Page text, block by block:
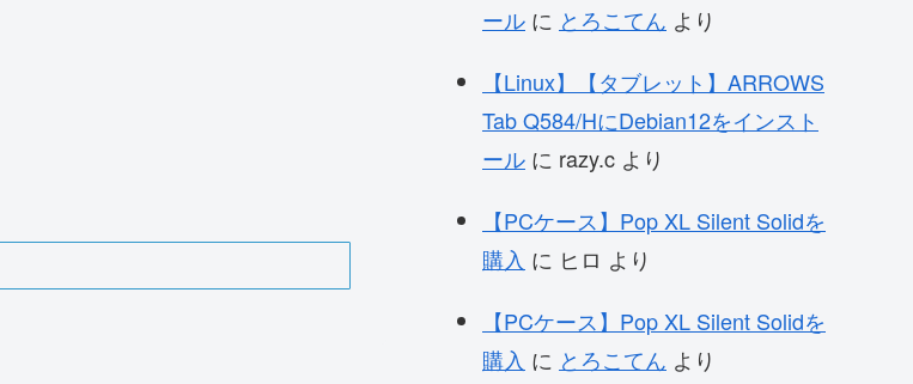
ール に とろこてん より
【Linux】【タブレット】ARROWS
Tab Q584/HにDebian12をインスト
ール に razy.c より
【PCケース】Pop XL Silent Solidを
購入 に ヒロ より
【PCケース】Pop XL Silent Solidを
購入 に とろこてん より